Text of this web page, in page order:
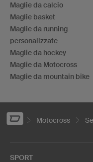
Maglie da calcio
Maglie basket
Maglie da running
personalizzate
Maglie da hockey
Maglie da Motocross
Maglie da mountain bike
Motocross
SPORT